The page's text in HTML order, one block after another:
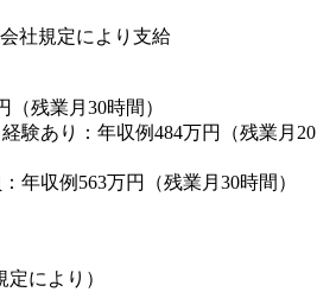
社規定により支給
残業月30時間）
験あり：年収例484万円（残業月20
年収例563万円（残業月30時間）
により）